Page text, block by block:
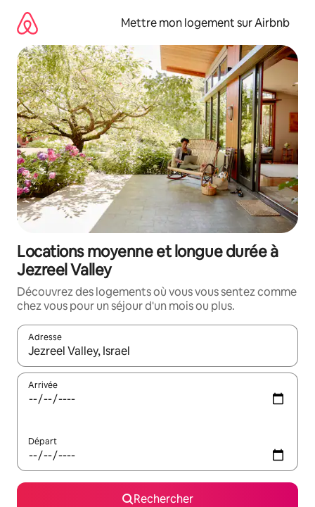
directement
contenu
Mettre mon logement sur Airbnb
Locations moyenne et longue durée à
Jezreel Valley
Découvrez des logements où vous vous sentez comme
chez vous pour un séjour d'un mois ou plus.
Adresse
Lorsque les résultats s'affichent, utilisez les flèches vers le
Arrivée
Départ
Rechercher